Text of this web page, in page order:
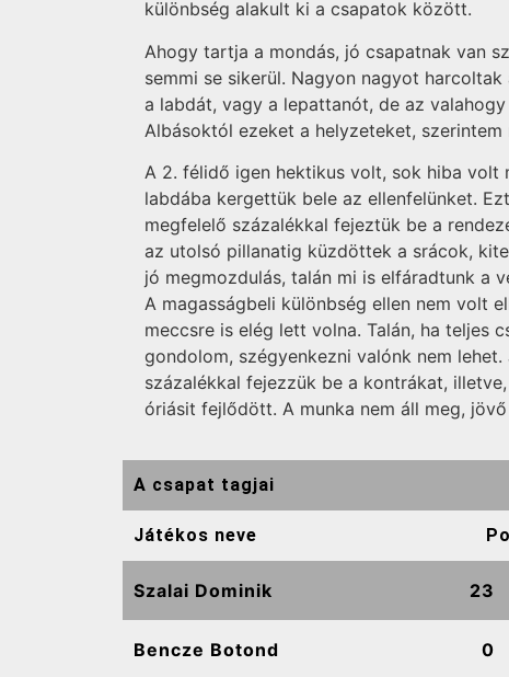
különbség alakult ki a csapatok között.
Ahogy tartja a mondás, jó csapatnak van
semmi se sikerül. Nagyon nagyot
a labdát, vagy a lepattanót, de az
Albásoktól ezeket a helyzeteket,
A 2. félidő igen hektikus volt, sok hiba volt
labdába kergettük bele az ellenfelünket.
megfelelő százalékkal fejeztük be a
az utolsó pillanatig küzdöttek a srácok,
jó megmozdulás, talán mi is elfáradtunk a
A magasságbeli különbség ellen nem volt
meccsre is elég lett volna. Talán, ha teljes
gondolom, szégyenkezni valónk nem
százalékkal fejezzük be a kontrákat,
óriásit fejlődött. A munka nem áll meg,
A csapat tagjai
Játékos neve
Szalai Dominik 23
Bencze Botond 0